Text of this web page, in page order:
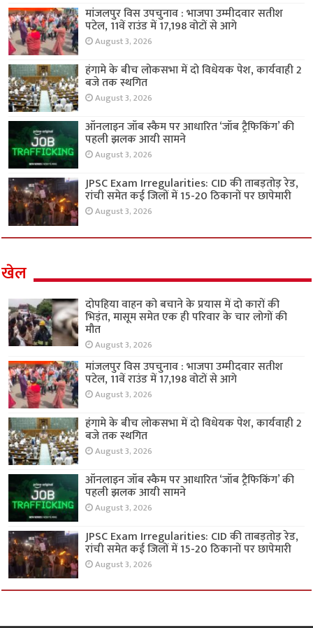
मांजलपुर विस उपचुनाव : भाजपा उम्मीदवार सतीश
पटेल, 11वें राउंड में 17,198 वोटों से आगे
August 3, 2026
हंगामे के बीच लोकसभा में दो विधेयक पेश, कार्यवाही 2
बजे तक स्थगित
August 3, 2026
ऑनलाइन जॉब स्कैम पर आधारित ‘जॉब ट्रैफिकिंग’ की
पहली झलक आयी सामने
August 3, 2026
JPSC Exam Irregularities: CID की ताबड़तोड़ रेड,
रांची समेत कई जिलों में 15-20 ठिकानों पर छापेमारी
August 3, 2026
खेल
दोपहिया वाहन को बचाने के प्रयास में दो कारों की
भिड़ंत, मासूम समेत एक ही परिवार के चार लोगों की
मौत
August 3, 2026
मांजलपुर विस उपचुनाव : भाजपा उम्मीदवार सतीश
पटेल, 11वें राउंड में 17,198 वोटों से आगे
August 3, 2026
हंगामे के बीच लोकसभा में दो विधेयक पेश, कार्यवाही 2
बजे तक स्थगित
August 3, 2026
ऑनलाइन जॉब स्कैम पर आधारित ‘जॉब ट्रैफिकिंग’ की
पहली झलक आयी सामने
August 3, 2026
JPSC Exam Irregularities: CID की ताबड़तोड़ रेड,
रांची समेत कई जिलों में 15-20 ठिकानों पर छापेमारी
August 3, 2026